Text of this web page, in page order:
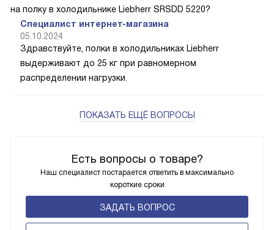
Есть вопросы о товаре?
Наш специалист постарается ответить в максимально
короткие сроки
ЗАДАТЬ ВОПРОС
на полку в холодильнике Liebherr SRSDD 5220?
Специалист интернет-магазина
05.10.2024
Здравствуйте, полки в холодильниках Liebherr
выдерживают до 25 кг при равномерном
распределении нагрузки.
ПОКАЗАТЬ ЕЩЁ ВОПРОСЫ